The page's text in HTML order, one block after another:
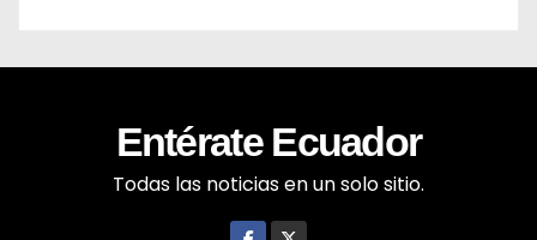
Entérate Ecuador
Todas las noticias en un solo sitio.